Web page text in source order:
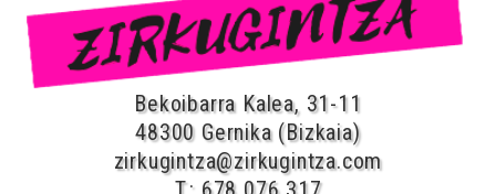
Bekoibarra Kalea, 31-11
48300 Gernika (Bizkaia)
zirkugintza@zirkugintza.com